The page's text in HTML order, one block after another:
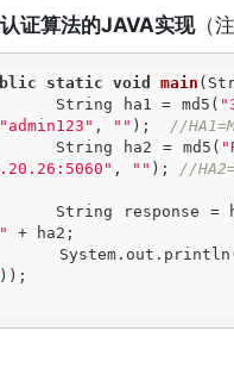
证算法的JAVA实现（
static void main
	String ha1 = md5(
"admin123" , "" ); //
	String ha2 = md5(
, "" ); //
String response =
+ ha2;
));